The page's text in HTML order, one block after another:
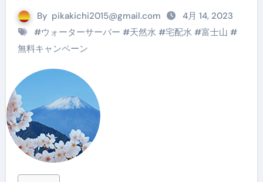
By pikakichi2015@gmail.com
4月 14, 2023
#ウォーターサーバー #天然水 #宅配水 #富士山 #
無料キャンペーン